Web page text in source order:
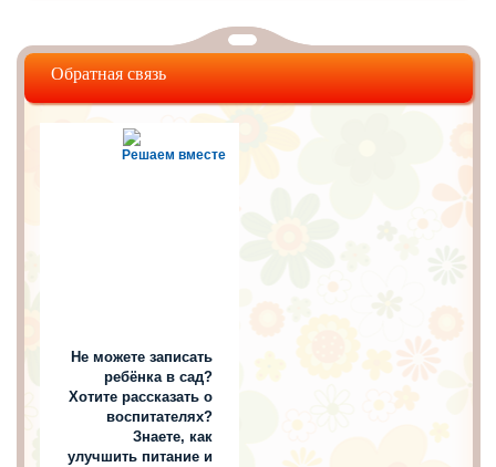
Обратная связь
Решаем вместе
Не можете записать
ребёнка в сад?
Хотите рассказать о
воспитателях?
Знаете, как
улучшить питание и